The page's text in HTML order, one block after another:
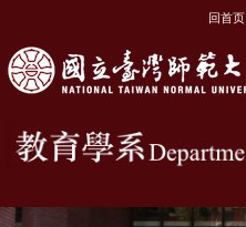
:::
回首页